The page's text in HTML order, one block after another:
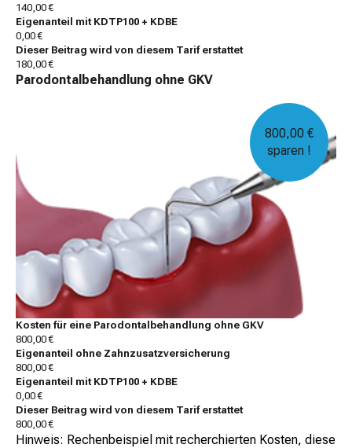
140,00 €
Eigenanteil mit KDTP100 + KDBE
0,00 €
Dieser Beitrag wird von diesem Tarif erstattet
180,00 €
Parodontalbehandlung ohne GKV
800,00 €
sparen !
Kosten für eine Parodontalbehandlung ohne GKV
800,00 €
Eigenanteil ohne Zahnzusatzversicherung
800,00 €
Eigenanteil mit KDTP100 + KDBE
0,00 €
Dieser Beitrag wird von diesem Tarif erstattet
800,00 €
Hinweis: Rechenbeispiel mit recherchierten Kosten, diese